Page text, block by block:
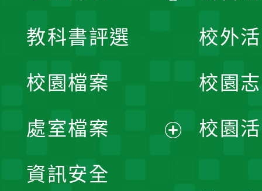
單
教科書評選
校園檔案
處室檔案
資訊安全
校外
校園
校園